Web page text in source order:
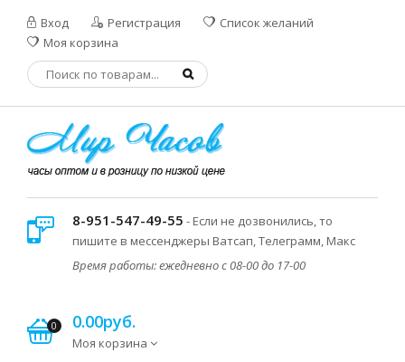
Вход Регистрация
Список желаний
Моя корзина
8-951-547-49-55 - Если не дозвонились, то
пишите в мессенджеры Ватсап, Телеграмм, Макс
Время работы: ежедневно с 08-00 до 17-00
0 0.00руб.
Моя корзина